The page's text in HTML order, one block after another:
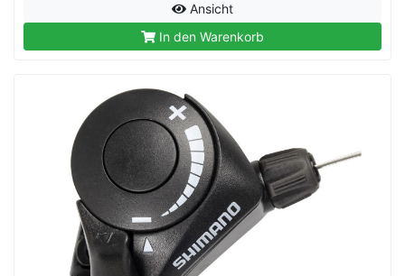
Ansicht
In den Warenkorb